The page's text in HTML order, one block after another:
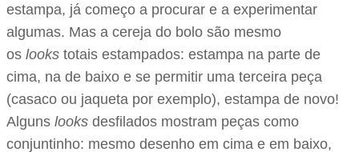
estampa, já começo a procurar e a experimentar
algumas. Mas a cereja do bolo são mesmo
os looks totais estampados: estampa na parte de
cima, na de baixo e se permitir uma terceira peça
(casaco ou jaqueta por exemplo), estampa de novo!
Alguns looks desfilados mostram peças como
conjuntinho: mesmo desenho em cima e em baixo,